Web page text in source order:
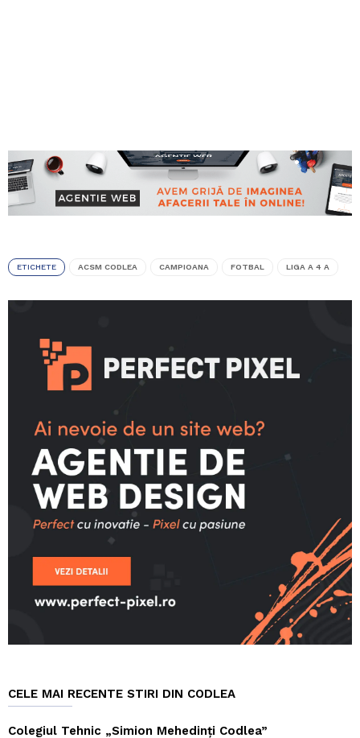
ETICHETE ACSM CODLEA CAMPIOANA FOTBAL LIGA A 4 A
CELE MAI RECENTE STIRI DIN CODLEA
Colegiul Tehnic „Simion Mehedinți Codlea”